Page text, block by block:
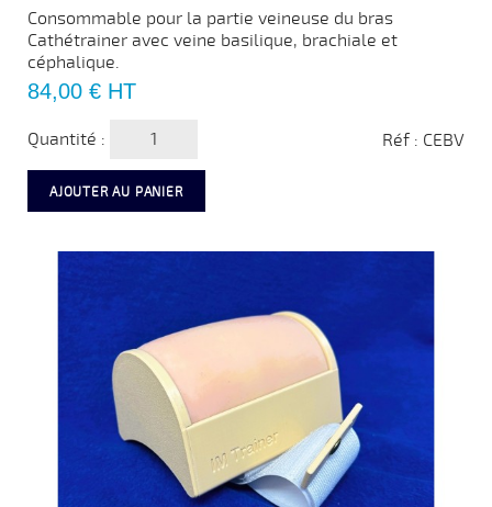
Consommable pour la partie veineuse du bras
Cathétrainer avec veine basilique, brachiale et
céphalique.
Prix
84,00 € HT
Quantité : Réf : CEBV
AJOUTER AU PANIER